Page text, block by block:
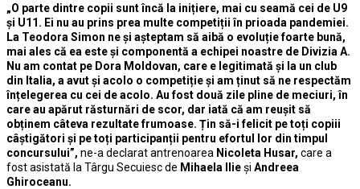
„O parte dintre copii sunt încă la inițiere, mai cu seamă cei de U9
și U11. Ei nu au prins prea multe competiții în prioada pandemiei.
La Teodora Simon ne și așteptam să aibă o evoluție foarte bună,
mai ales că ea este și componentă a echipei noastre de Divizia A.
Nu am contat pe Dora Moldovan, care e legitimată și la un club
din Italia, a avut și acolo o competiție și am ținut să ne respectăm
înțelegerea cu cei de acolo. Au fost două zile pline de meciuri, în
care au apărut răsturnări de scor, dar iată că am reușit să
obținem câteva rezultate frumoase. Țin să-i felicit pe toți copiii
câștigători și pe toți participanții pentru efortul lor din timpul
concursului”, ne-a declarat antrenoarea Nicoleta Husar, care a
fost asistată la Târgu Secuiesc de Mihaela Ilieși Andreea
Ghiroceanu.